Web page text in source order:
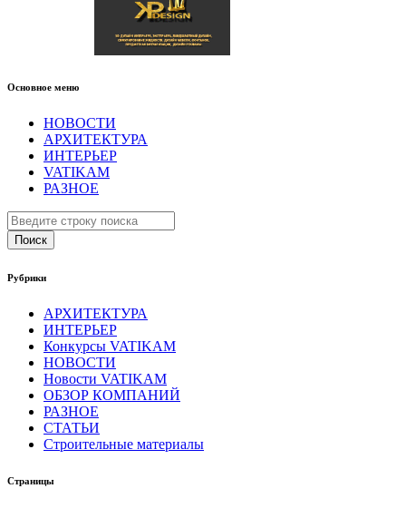
Основное меню
НОВОСТИ
АРХИТЕКТУРА
ИНТЕРЬЕР
VATIKAM
РАЗНОЕ
Поиск
Рубрики
АРХИТЕКТУРА
ИНТЕРЬЕР
Конкурсы VATIKAM
НОВОСТИ
Новости VATIKAM
ОБЗОР КОМПАНИЙ
РАЗНОЕ
СТАТЬИ
Строительные материалы
Страницы